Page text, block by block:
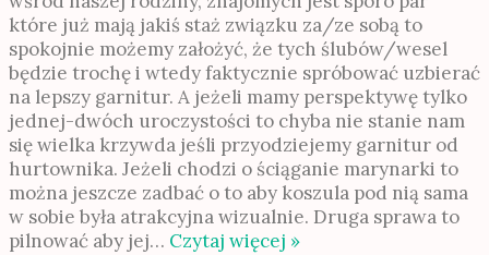
które już mają jakiś staż związku za/ze sobą to
spokojnie możemy założyć, że tych ślubów/wesel
będzie trochę i wtedy faktycznie spróbować uzbierać
na lepszy garnitur. A jeżeli mamy perspektywę tylko
jednej-dwóch uroczystości to chyba nie stanie nam
się wielka krzywda jeśli przyodziejemy garnitur od
hurtownika. Jeżeli chodzi o ściąganie marynarki to
można jeszcze zadbać o to aby koszula pod nią sama
w sobie była atrakcyjna wizualnie. Druga sprawa to
pilnować aby jej… Czytaj więcej »